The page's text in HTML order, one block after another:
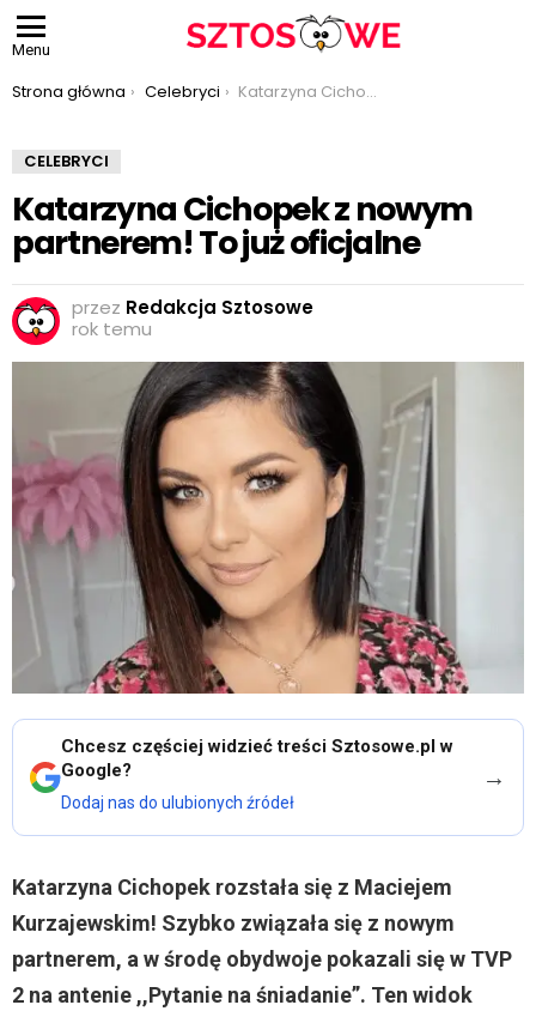
Menu
Jesteś tutaj:
Strona główna Celebryci Katarzyna Cichopek z nowym partnerem! To już oficjalne
CELEBRYCI
Katarzyna Cichopek z nowym
partnerem! To już oficjalne
przez Redakcja Sztosowe
rok temu
Chcesz częściej widzieć treści Sztosowe.pl w
Google?
Dodaj nas do ulubionych źródeł
→
Katarzyna Cichopek rozstała się z Maciejem
Kurzajewskim! Szybko związała się z nowym
partnerem, a w środę obydwoje pokazali się w TVP
2 na antenie ,,Pytanie na śniadanie”. Ten widok